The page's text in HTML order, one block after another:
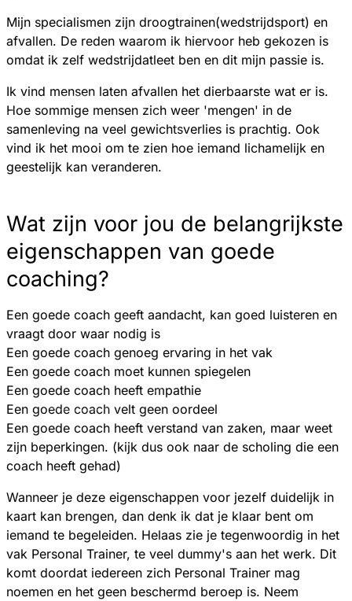
Mijn specialismen zijn droogtrainen(wedstrijdsport) en
afvallen. De reden waarom ik hiervoor heb gekozen is
omdat ik zelf wedstrijdatleet ben en dit mijn passie is.
Ik vind mensen laten afvallen het dierbaarste wat er is.
Hoe sommige mensen zich weer 'mengen' in de
samenleving na veel gewichtsverlies is prachtig. Ook
vind ik het mooi om te zien hoe iemand lichamelijk en
geestelijk kan veranderen.
Wat zijn voor jou de belangrijkste
eigenschappen van goede
coaching?
Een goede coach geeft aandacht, kan goed luisteren en
vraagt door waar nodig is
Een goede coach genoeg ervaring in het vak
Een goede coach moet kunnen spiegelen
Een goede coach heeft empathie
Een goede coach velt geen oordeel
Een goede coach heeft verstand van zaken, maar weet
zijn beperkingen. (kijk dus ook naar de scholing die een
coach heeft gehad)
Wanneer je deze eigenschappen voor jezelf duidelijk in
kaart kan brengen, dan denk ik dat je klaar bent om
iemand te begeleiden. Helaas zie je tegenwoordig in het
vak Personal Trainer, te veel dummy's aan het werk. Dit
komt doordat iedereen zich Personal Trainer mag
noemen en het geen beschermd beroep is. Neem